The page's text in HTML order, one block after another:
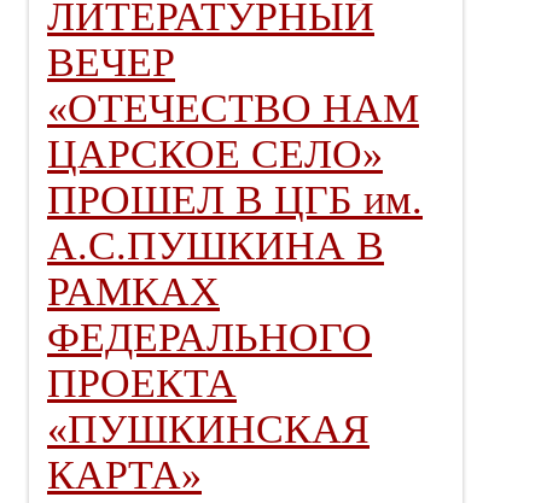
ЛИТЕРАТУРНЫЙ
ВЕЧЕР
«ОТЕЧЕСТВО НАМ
ЦАРСКОЕ СЕЛО»
ПРОШЕЛ В ЦГБ им.
А.С.ПУШКИНА В
РАМКАХ
ФЕДЕРАЛЬНОГО
ПРОЕКТА
«ПУШКИНСКАЯ
КАРТА»